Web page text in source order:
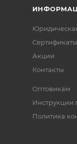
Сертификаты
Акции
Контакты
Оптовикам
Инструкции
Политика